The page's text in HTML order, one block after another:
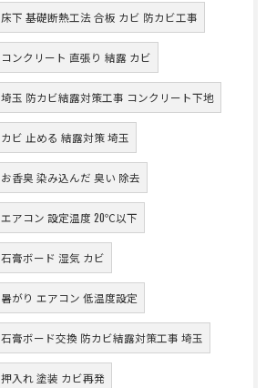
床下 基礎断熱工法 合板 カビ 防カビ工事
コンクリート 直張り 結露 カビ
埼玉 防カビ結露対策工事 コンクリート下地
カビ 止める 結露対策 埼玉
お香臭 染み込んだ 臭い 除去
エアコン 設定温度 20℃以下
石膏ボード 湿気 カビ
暑がり エアコン 低温度設定
石膏ボード交換 防カビ結露対策工事 埼玉
押入れ 塗装 カビ再発